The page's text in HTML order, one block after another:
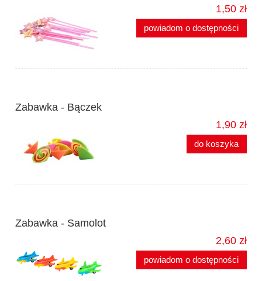
1,50 zł
powiadom o dostępności
Zabawka - Bączek
1,90 zł
do koszyka
Zabawka - Samolot
2,60 zł
powiadom o dostępności